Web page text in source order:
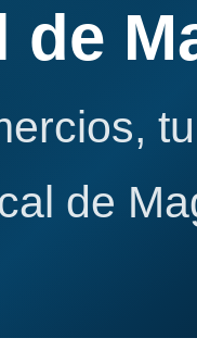
de
de